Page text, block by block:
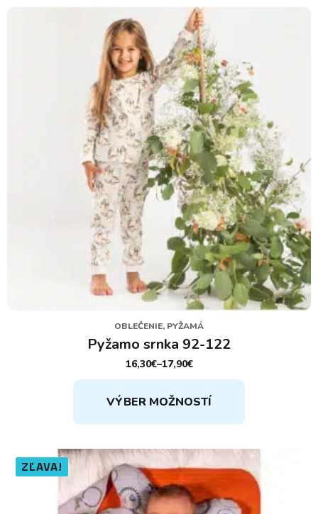
OBLEČENIE, PYŽAMÁ
Pyžamo srnka 92-122
16,30€–17,90€
PRICE
RANGE:
THROUGH
VÝBER MOŽNOSTÍ
Tento
produkt
má
variantov.
Možnosti
si
môžete
ZĽAVA!